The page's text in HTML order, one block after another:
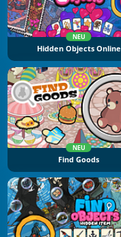
NEU
Hidden Objects Online
NEU
Find Goods